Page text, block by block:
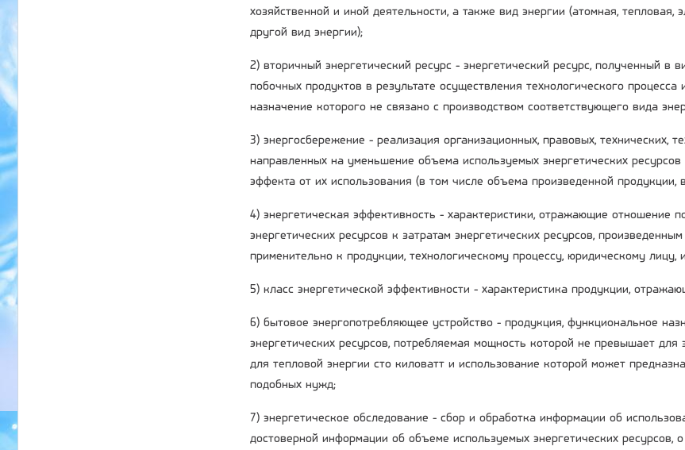
хозяйственной и иной деятельности, а также вид энергии (атомная, тепловая,
другой вид энергии);
2) вторичный энергетический ресурс - энергетический ресурс, полученный в
побочных продуктов в результате осуществления технологического
назначение которого не связано с производством соответствующего вида
3) энергосбережение - реализация организационных, правовых, технических,
направленных на уменьшение объема используемых энергетических
эффекта от их использования (в том числе объема произведенной продукции,
4) энергетическая эффективность - характеристики, отражающие отношение
энергетических ресурсов к затратам энергетических ресурсов,
применительно к продукции, технологическому процессу, юридическому
5) класс энергетической эффективности - характеристика продукции,
6) бытовое энергопотребляющее устройство - продукция, функциональное
энергетических ресурсов, потребляемая мощность которой не превышает для
для тепловой энергии сто киловатт и использование которой может
подобных нужд;
7) энергетическое обследование - сбор и обработка информации об
достоверной информации об объеме используемых энергетических ресурсов,